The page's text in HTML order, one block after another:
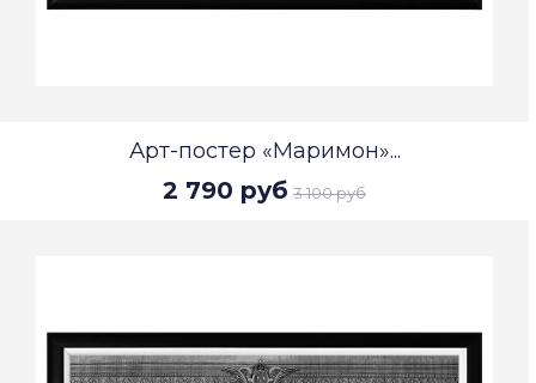
Арт-постер «Маримон»...
2 790 руб 3 100 руб